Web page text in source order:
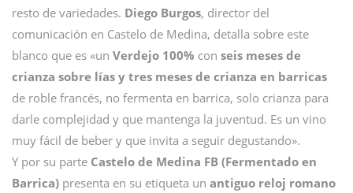
resto de variedades. Diego Burgos, director del
comunicación en Castelo de Medina, detalla sobre este
blanco que es «un Verdejo 100% con seis meses de
crianza sobre lías y tres meses de crianza en barricas
de roble francés, no fermenta en barrica, solo crianza para
darle complejidad y que mantenga la juventud. Es un vino
muy fácil de beber y que invita a seguir degustando».
Y por su parte Castelo de Medina FB (Fermentado en
Barrica) presenta en su etiqueta un antiguo reloj romano